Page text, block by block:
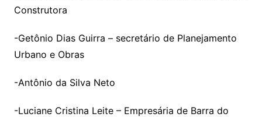
Construtora
-Getônio Dias Guirra – secretário de Planejamento
Urbano e Obras
-Antônio da Silva Neto
-Luciane Cristina Leite – Empresária de Barra do